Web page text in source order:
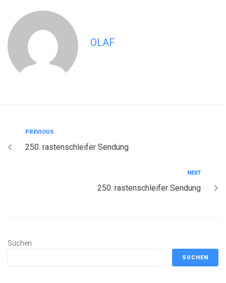
OLAF
PREVIOUS
250. rastenschleifer Sendung
NEXT
250. rastenschleifer Sendung
Suchen
SUCHEN